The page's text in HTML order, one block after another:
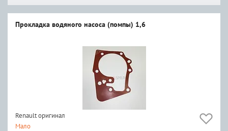
Прокладка водяного насоса (помпы) 1,6
Renault оригинал
Мало